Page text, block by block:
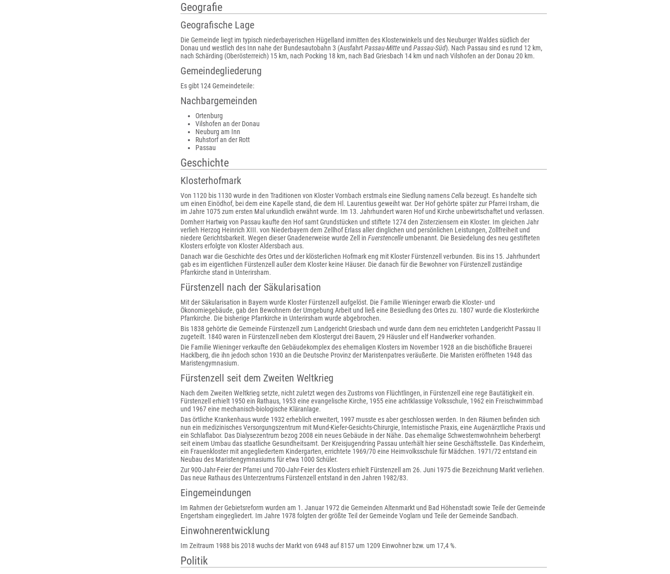
Geografie
Geografische Lage
Die Gemeinde liegt im typisch niederbayerischen Hügelland inmitten des Klosterwinkels und des Neuburger Waldes südlich der
Donau und westlich des Inn nahe der Bundesautobahn 3 (AusfahrtPassau-Mitte und Passau-Süd). Nach Passau sind es rund 12 km,
nach Schärding (Oberösterreich) 15 km, nach Pocking 18 km, nach Bad Griesbach 14 km und nach Vilshofen an der Donau 20 km.
Gemeindegliederung
Es gibt 124 Gemeindeteile:
Nachbargemeinden
Ortenburg
Vilshofen an der Donau
Neuburg am Inn
Ruhstorf an der Rott
Passau
Geschichte
Klosterhofmark
Von 1120 bis 1130 wurde in den Traditionen von Kloster Vornbach erstmals eine Siedlung namensCella bezeugt. Es handelte sich
um einen Einödhof, bei dem eine Kapelle stand, die dem Hl. Laurentius geweiht war. Der Hof gehörte später zur Pfarrei Irsham, die
im Jahre 1075 zum ersten Mal urkundlich erwähnt wurde. Im 13. Jahrhundert waren Hof und Kirche unbewirtschaftet und verlassen.
Domherr Hartwig von Passau kaufte den Hof samt Grundstücken und stiftete 1274 den Zisterziensern ein Kloster. Im gleichen Jahr
verlieh Herzog Heinrich XIII. von Niederbayern dem Zellhof Erlass aller dinglichen und persönlichen Leistungen, Zollfreiheit und
niedere Gerichtsbarkeit. Wegen dieser Gnadenerweise wurde Zell in Fuerstencelle umbenannt. Die Besiedelung des neu gestifteten
Klosters erfolgte von Kloster Aldersbach aus.
Danach war die Geschichte des Ortes und der klösterlichen Hofmark eng mit Kloster Fürstenzell verbunden. Bis ins 15. Jahrhundert
gab es im eigentlichen Fürstenzell außer dem Kloster keine Häuser. Die danach für die Bewohner von Fürstenzell zuständige
Pfarrkirche stand in Unterirsham.
Fürstenzell nach der Säkularisation
Mit der Säkularisation in Bayern wurde Kloster Fürstenzell aufgelöst. Die Familie Wieninger erwarb die Kloster- und
Ökonomiegebäude, gab den Bewohnern der Umgebung Arbeit und ließ eine Besiedlung des Ortes zu. 1807 wurde die Klosterkirche
Pfarrkirche. Die bisherige Pfarrkirche in Unterirsham wurde abgebrochen.
Bis 1838 gehörte die Gemeinde Fürstenzell zum Landgericht Griesbach und wurde dann dem neu errichteten Landgericht Passau II
zugeteilt. 1840 waren in Fürstenzell neben dem Klostergut drei Bauern, 29 Häusler und elf Handwerker vorhanden.
Die Familie Wieninger verkaufte den Gebäudekomplex des ehemaligen Klosters im November 1928 an die bischöfliche Brauerei
Hacklberg, die ihn jedoch schon 1930 an die Deutsche Provinz der Maristenpatres veräußerte. Die Maristen eröffneten 1948 das
Maristengymnasium.
Fürstenzell seit dem Zweiten Weltkrieg
Nach dem Zweiten Weltkrieg setzte, nicht zuletzt wegen des Zustroms von Flüchtlingen, in Fürstenzell eine rege Bautätigkeit ein.
Fürstenzell erhielt 1950 ein Rathaus, 1953 eine evangelische Kirche, 1955 eine achtklassige Volksschule, 1962 ein Freischwimmbad
und 1967 eine mechanisch-biologische Kläranlage.
Das örtliche Krankenhaus wurde 1932 erheblich erweitert, 1997 musste es aber geschlossen werden. In den Räumen befinden sich
nun ein medizinisches Versorgungszentrum mit Mund-Kiefer-Gesichts-Chirurgie, Internistische Praxis, eine Augenärztliche Praxis und
ein Schlaflabor. Das Dialysezentrum bezog 2008 ein neues Gebäude in der Nähe. Das ehemalige Schwesternwohnheim beherbergt
seit einem Umbau das staatliche Gesundheitsamt. Der Kreisjugendring Passau unterhält hier seine Geschäftsstelle. Das Kinderheim,
ein Frauenkloster mit angegliedertem Kindergarten, errichtete 1969/70 eine Heimvolksschule für Mädchen. 1971/72 entstand ein
Neubau des Maristengymnasiums für etwa 1000 Schüler.
Zur 900-Jahr-Feier der Pfarrei und 700-Jahr-Feier des Klosters erhielt Fürstenzell am 26. Juni 1975 die Bezeichnung Markt verliehen.
Das neue Rathaus des Unterzentrums Fürstenzell entstand in den Jahren 1982/83.
Eingemeindungen
Im Rahmen der Gebietsreform wurden am 1. Januar 1972 die Gemeinden Altenmarkt und Bad Höhenstadt sowie Teile der Gemeinde
Engertsham eingegliedert. Im Jahre 1978 folgten der größte Teil der Gemeinde Voglarn und Teile der Gemeinde Sandbach.
Einwohnerentwicklung
Im Zeitraum 1988 bis 2018 wuchs der Markt von 6948 auf 8157 um 1209 Einwohner bzw. um 17,4 %.
Politik